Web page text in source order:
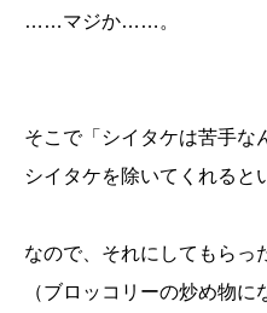
……マジか……。
そこで「シイタケは苦手
シイタケを除いてくれると
なので、それにしてもらっ
（ブロッコリーの炒め物に